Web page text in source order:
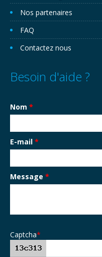
Nos partenaires
FAQ
Contactez nous
Besoin d'aide ?
Nom *
E-mail *
Message *
Captcha*